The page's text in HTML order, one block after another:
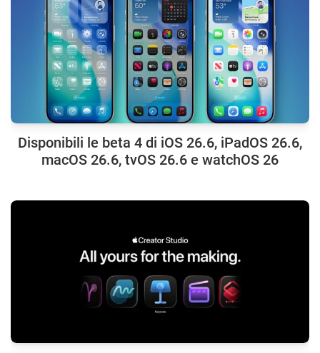
Disponibili le beta 4 di iOS 26.6, iPadOS 26.6,
macOS 26.6, tvOS 26.6 e watchOS 26